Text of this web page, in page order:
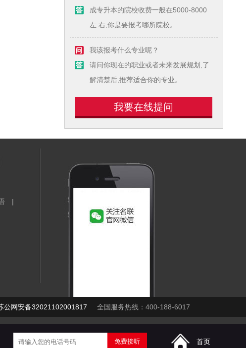
成专升本的院校收费一般在5000-8000
左 右,你是要报考哪所院校。
我该报考什么专业呢？
请问你现在的职业或者未来发展规划,了
解清楚后,推荐适合你的专业。
我要在线提问
|
公网安备32021102001817 全国服务热线：400-188-6017
首页